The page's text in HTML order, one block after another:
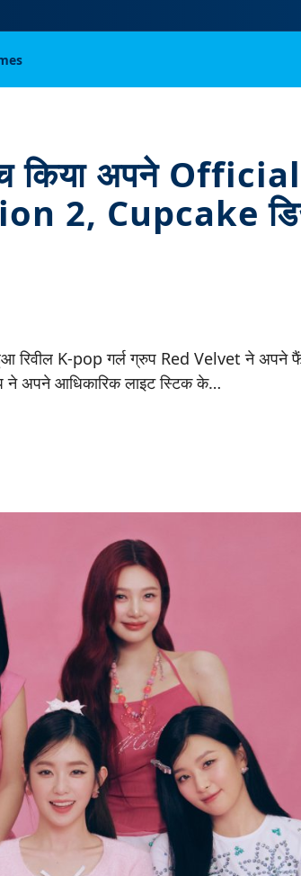
किया अपने
2, Cupcake
रिवील K-pop गर्ल ग्रुप Red Velvet ने अपने
ने अपने आधिकारिक लाइट स्टिक के…